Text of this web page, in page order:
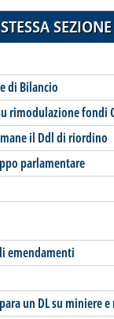
SEZIONE
di Bilancio
rimodulazione fondi
il Ddl di riordino
parlamentare
emendamenti
un DL su miniere